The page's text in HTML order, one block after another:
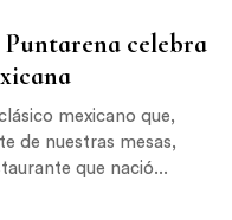
Puntarena celebra
mexicano que,
de nuestras mesas,
que nació...